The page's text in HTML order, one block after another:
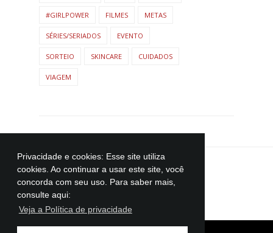
Privacidade e cookies: Esse site utiliza
cookies. Ao continuar a usar este site, você
concorda com seu uso. Para saber mais,
consulte aqui:
Veja a Política de privacidade
#GIRLPOWER FILMES METAS
SÉRIES/SERIADOS EVENTO
SORTEIO SKINCARE CUIDADOS
VIAGEM